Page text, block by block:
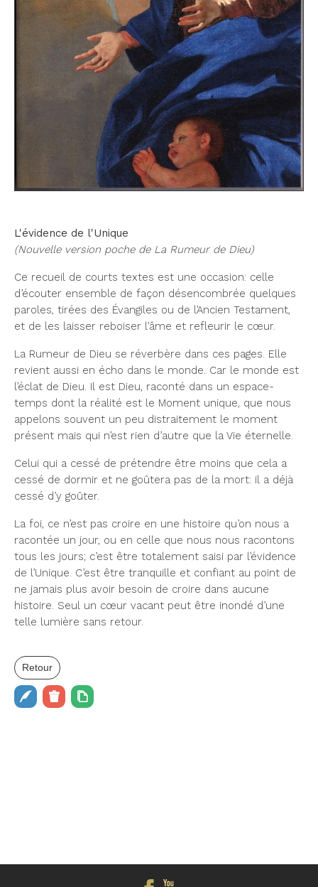
L'évidence de l'Unique
(Nouvelle version poche de La Rumeur de Dieu)
Ce recueil de courts textes est une occasion: celle
d’écouter ensemble de façon désencombrée quelques
paroles, tirées des Évangiles ou de l’Ancien Testament,
et de les laisser reboiser l’âme et refleurir le cœur.
La Rumeur de Dieu se réverbère dans ces pages. Elle
revient aussi en écho dans le monde. Car le monde est
l’éclat de Dieu. Il est Dieu, raconté dans un espace-
temps dont la réalité est le Moment unique, que nous
appelons souvent un peu distraitement le moment
présent mais qui n’est rien d’autre que la Vie éternelle.
Celui qui a cessé de prétendre être moins que cela a
cessé de dormir et ne goûtera pas de la mort: il a déjà
cessé d’y goûter.
La foi, ce n’est pas croire en une histoire qu’on nous a
racontée un jour, ou en celle que nous nous racontons
tous les jours; c’est être totalement saisi par l’évidence
de l’Unique. C’est être tranquille et confiant au point de
ne jamais plus avoir besoin de croire dans aucune
histoire. Seul un cœur vacant peut être inondé d’une
telle lumière sans retour.
Retour